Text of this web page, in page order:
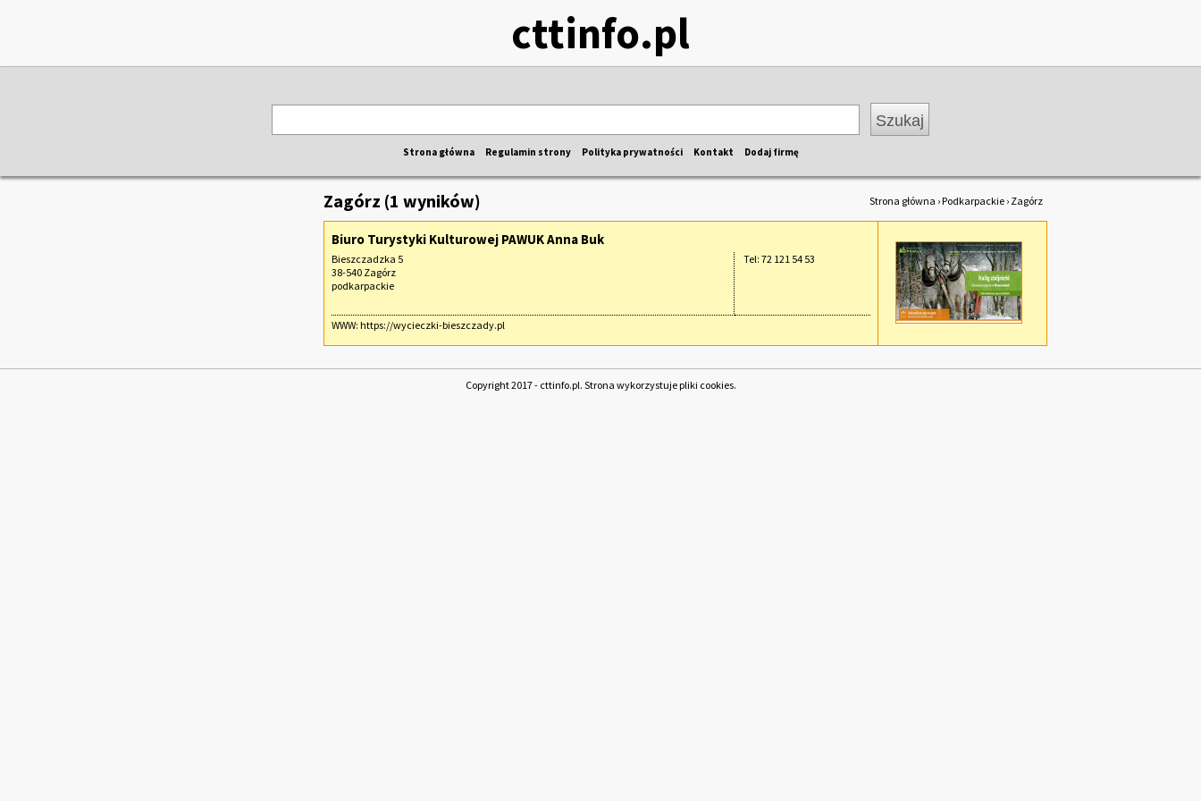
cttinfo.pl
Strona główna Regulamin strony Polityka prywatności Kontakt Dodaj firmę
Strona główna ›Podkarpackie › Zagórz
Zagórz (1 wyników)
Biuro Turystyki Kulturowej PAWUK Anna Buk
Bieszczadzka 5
38-540 Zagórz
podkarpackie
Tel: 72 121 54 53
WWW: https://wycieczki-bieszczady.pl
Copyright 2017 - cttinfo.pl. Strona wykorzystuje pliki cookies.